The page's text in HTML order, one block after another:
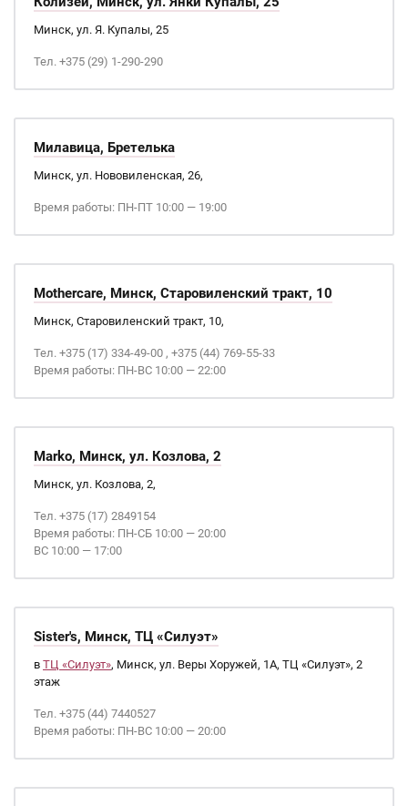
Минск, ул. Я. Купалы, 25
Тел. +375 (29) 1-290-290
Милавица, Бретелька
Минск, ул. Нововиленская, 26,
Время работы: ПН-ПТ 10:00 — 19:00
Mothercare, Минск, Старовиленский тракт, 10
Минск, Старовиленский тракт, 10,
Тел. +375 (17) 334-49-00 , +375 (44) 769-55-33
Время работы: ПН-ВС 10:00 — 22:00
Marko, Минск, ул. Козлова, 2
Минск, ул. Козлова, 2,
Тел. +375 (17) 2849154
Время работы: ПН-СБ 10:00 — 20:00
ВС 10:00 — 17:00
Sister's, Минск, ТЦ «Силуэт»
в ТЦ «Силуэт», Минск, ул. Веры Хоружей, 1А, ТЦ «Силуэт», 2
этаж
Тел. +375 (44) 7440527
Время работы: ПН-ВС 10:00 — 20:00